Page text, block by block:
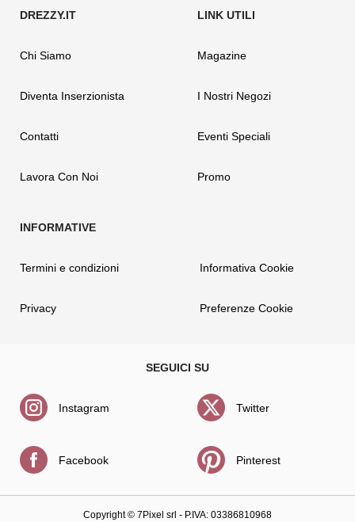
Chi Siamo
Diventa Inserzionista
Contatti
Lavora Con Noi
Magazine
I Nostri Negozi
Eventi Speciali
Promo
Termini e condizioni
Privacy
Informativa Cookie
Preferenze Cookie
Instagram
Facebook
Twitter
Pinterest
Copyright © 7Pixel srl - P.IVA: 03386810968